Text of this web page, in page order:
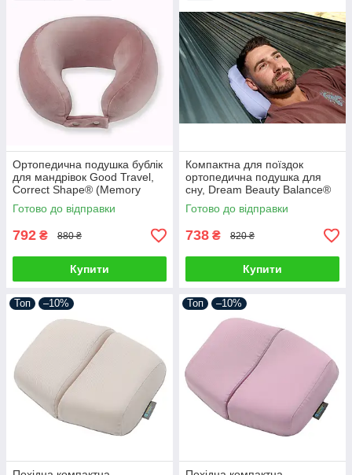
Ортопедична подушка бублік
для мандрівок Good Travel,
Correct Shape® (Memory
Foam) рожевий
Готово до відправки
792 ₴ 880 ₴
Купити
Компактна для поїздок
ортопедична подушка для
сну, Dream Beauty Balance®
блакитний
Готово до відправки
738 ₴ 820 ₴
Купити
Топ –10% Топ –10%